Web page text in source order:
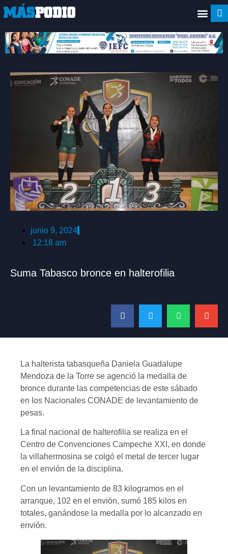
junio 9, 2024
12:18 am
Suma Tabasco bronce en halterofilia
La halterista tabasqueña Daniela Guadalupe
Mendoza de la Torre se agenció la medalla de
bronce durante las competencias de este sábado
en los Nacionales CONADE de levantamiento de
pesas.
La final nacional de halterofilia se realiza en el
Centro de Convenciones Campeche XXI, en donde
la villahermosina se colgó el metal de tercer lugar
en el envión de la disciplina.
Con un levantamiento de 83 kilogramos en el
arranque, 102 en el envión, sumó 185 kilos en
totales, ganándose la medalla por lo alcanzado en
envión.